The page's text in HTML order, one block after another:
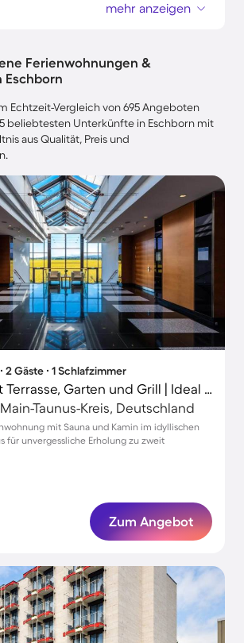
mehr anzeigen
Ferienwohnungen &
Eschborn
Echtzeit-Vergleich von 695 Angeboten
beliebtesten Unterkünfte in Eschborn mit
aus Qualität, Preis und
2 Gäste ∙ 1 Schlafzimmer
Wohnung mit Terrasse, Garten und Grill | Ideal für Homeoffice
Taunus-Kreis, Deutschland
mit Sauna und Kamin im idyllischen
für unvergessliche Erholung zu zweit
Zum Angebot